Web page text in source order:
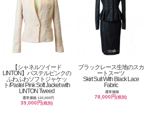
【シャネルツイード
LINTON】パステルピンクの
ふわふわソフトジャケッ
ト/Pastel Pink Soft Jacket with
LINTON Tweed
通常価格 120,000円
39,000円(税別)
ブラックレース生地のスカ
ートスーツ
Skirt Suit With Black Lace
Fabric
通常価格
78,000円(税別)